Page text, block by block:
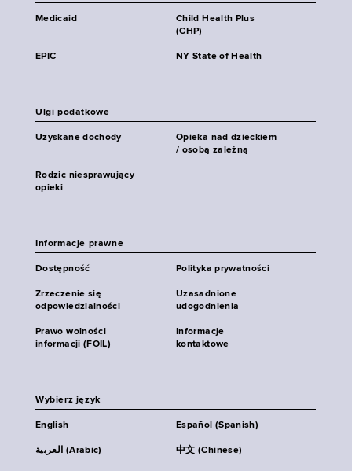
Medicaid
Child Health Plus
(CHP)
EPIC NY State of Health
Ulgi podatkowe
Uzyskane dochody
Opieka nad dzieckiem
/ osobą zależną
Rodzic niesprawujący
opieki
Informacje prawne
Dostępność Polityka prywatności
Zrzeczenie się
odpowiedzialności
Uzasadnione
udogodnienia
Prawo wolności
informacji (FOIL)
Informacje
kontaktowe
Wybierz język
English Español (Spanish)
العربية (Arabic) 中文 (Chinese)